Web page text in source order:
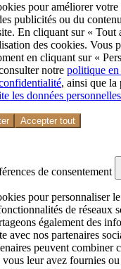
pour améliorer votre
publicités ou du
En cliquant sur « Tout
des cookies. Vous
en cliquant sur «
notre politique en
, ainsi que la
les données personnelles
Accepter tout
de consentement
pour personnaliser
de réseaux
également des
avec nos partenaires
peuvent combiner
vous leur avez fournies